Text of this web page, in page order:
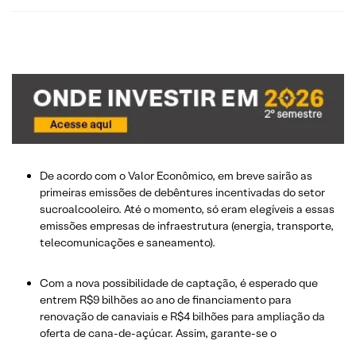
De acordo com o Valor Econômico, em breve sairão as
primeiras emissões de debêntures incentivadas do setor
sucroalcooleiro. Até o momento, só eram elegíveis a essas
emissões empresas de infraestrutura (energia, transporte,
telecomunicações e saneamento).
Com a nova possibilidade de captação, é esperado que
entrem R$9 bilhões ao ano de financiamento para
renovação de canaviais e R$4 bilhões para ampliação da
oferta de cana-de-açúcar. Assim, garante-se o